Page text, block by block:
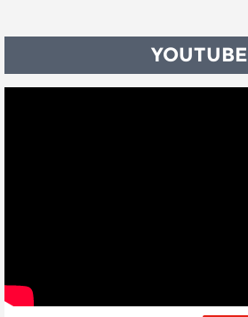
YOUTUBE